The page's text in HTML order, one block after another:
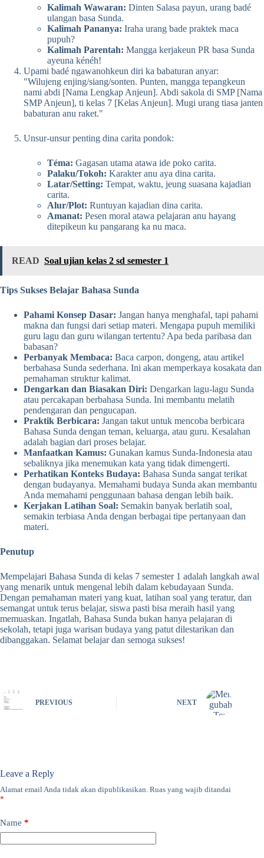
Kalimah Wawaran: Dinten Salasa payun, urang badé
ulangan basa Sunda.
Kalimah Pananya: Iraha urang bade praktek maca
pupuh?
Kalimah Parentah: Mangga kerjakeun PR basa Sunda
ayeuna kénéh!
Upami badé ngawanohkeun diri ka babaturan anyar:
"Wilujeng enjing/siang/sonten. Punten, mangga tepangkeun
nami abdi [Nama Lengkap Anjeun]. Abdi sakola di SMP [Nama
SMP Anjeun], ti kelas 7 [Kelas Anjeun]. Mugi urang tiasa janten
babaturan anu raket."
Unsur-unsur penting dina carita pondok:
Téma: Gagasan utama atawa ide poko carita.
Palaku/Tokoh: Karakter anu aya dina carita.
Latar/Setting: Tempat, waktu, jeung suasana kajadian
carita.
Alur/Plot: Runtuyan kajadian dina carita.
Amanat: Pesen moral atawa pelajaran anu hayang
ditepikeun ku pangarang ka nu maca.
READ Soal ujian kelas 2 sd semester 1
Tips Sukses Belajar Bahasa Sunda
Pahami Konsep Dasar: Jangan hanya menghafal, tapi pahami
makna dan fungsi dari setiap materi. Mengapa pupuh memiliki
guru lagu dan guru wilangan tertentu? Apa beda paribasa dan
babasan?
Perbanyak Membaca: Baca carpon, dongeng, atau artikel
berbahasa Sunda sederhana. Ini akan memperkaya kosakata dan
pemahaman struktur kalimat.
Dengarkan dan Biasakan Diri: Dengarkan lagu-lagu Sunda
atau percakapan berbahasa Sunda. Ini membantu melatih
pendengaran dan pengucapan.
Praktik Berbicara: Jangan takut untuk mencoba berbicara
Bahasa Sunda dengan teman, keluarga, atau guru. Kesalahan
adalah bagian dari proses belajar.
Manfaatkan Kamus: Gunakan kamus Sunda-Indonesia atau
sebaliknya jika menemukan kata yang tidak dimengerti.
Perhatikan Konteks Budaya: Bahasa Sunda sangat terikat
dengan budayanya. Memahami budaya Sunda akan membantu
Anda memahami penggunaan bahasa dengan lebih baik.
Kerjakan Latihan Soal: Semakin banyak berlatih soal,
semakin terbiasa Anda dengan berbagai tipe pertanyaan dan
materi.
Penutup
Mempelajari Bahasa Sunda di kelas 7 semester 1 adalah langkah awal
yang menarik untuk mengenal lebih dalam kebudayaan Sunda.
Dengan pemahaman materi yang kuat, latihan soal yang teratur, dan
semangat untuk terus belajar, siswa pasti bisa meraih hasil yang
memuaskan. Ingatlah, Bahasa Sunda bukan hanya pelajaran di
sekolah, tetapi juga warisan budaya yang patut dilestarikan dan
dibanggakan. Selamat belajar dan semoga sukses!
PREVIOUS NEXT
Leave a Reply
Alamat email Anda tidak akan dipublikasikan. Ruas yang wajib ditandai
*
Name *